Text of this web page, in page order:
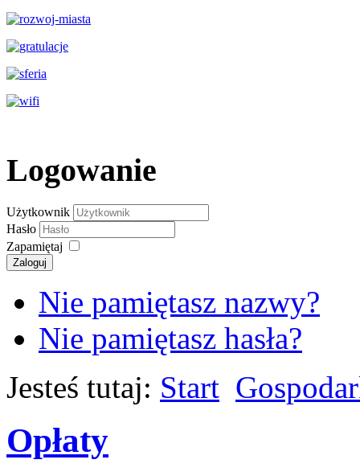
Logowanie
Użytkownik
Hasło
Zapamiętaj
Zaloguj
Nie pamiętasz nazwy?
Nie pamiętasz hasła?
Jesteś tutaj: Start
Opłaty